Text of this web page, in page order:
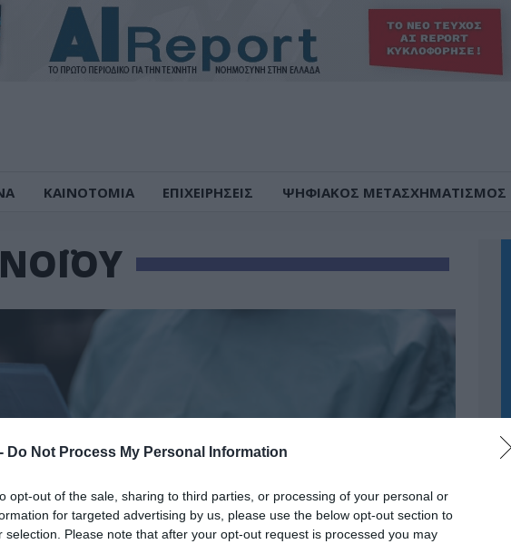
Do Not Process My Personal Information
opt-out of the sale, sharing to third parties, or processing of your personal or
for targeted advertising by us, please use the below opt-out section to
selection. Please note that after your opt-out request is processed you may
ΚΑΙΝΟΤΟΜΙΑ ΕΠΙΧΕΙΡΗΣΕΙΣ ΨΗΦΙΑΚΟΣ ΜΕΤΑΣΧΗΜΑΤΙΣΜΟΣ